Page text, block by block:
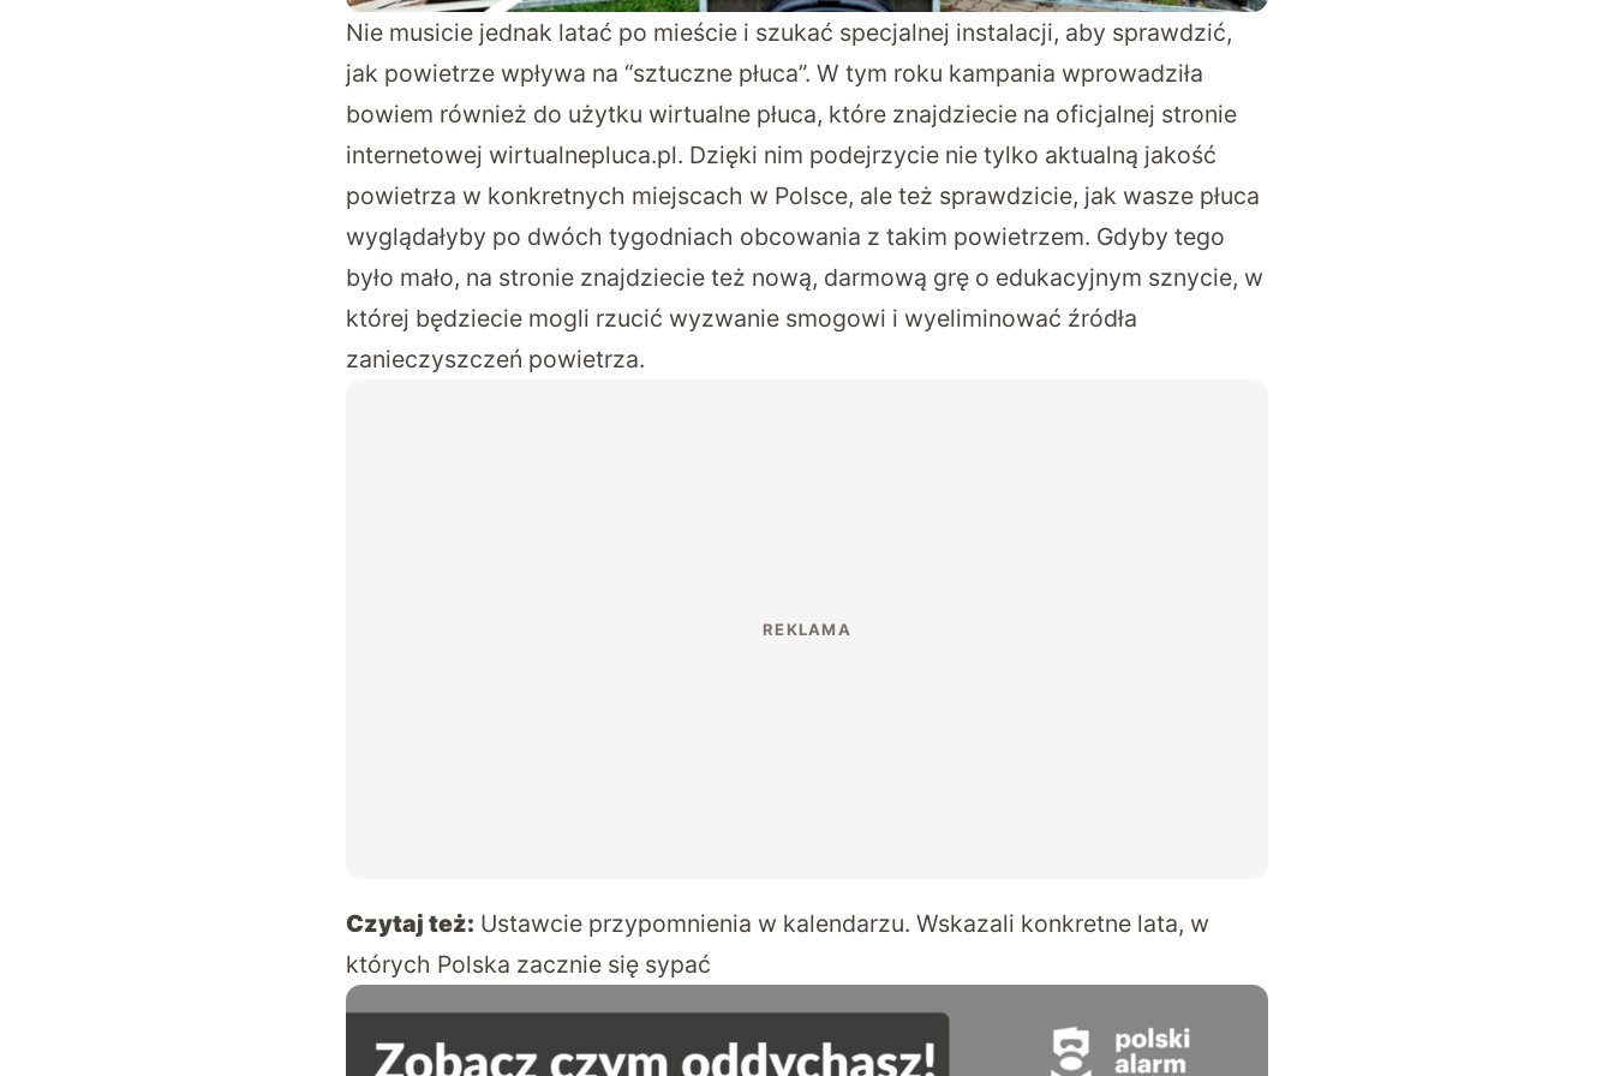
Nie musicie jednak latać po mieście i szukać specjalnej instalacji, aby sprawdzić,
jak powietrze wpływa na “sztuczne płuca”. W tym roku kampania wprowadziła
bowiem również do użytku wirtualne płuca, które znajdziecie na oficjalnej stronie
internetowej wirtualnepluca.pl. Dzięki nim podejrzycie nie tylko aktualną jakość
powietrza w konkretnych miejscach w Polsce, ale też sprawdzicie, jak wasze płuca
wyglądałyby po dwóch tygodniach obcowania z takim powietrzem. Gdyby tego
było mało, na stronie znajdziecie też nową, darmową grę o edukacyjnym sznycie, w
której będziecie mogli rzucić wyzwanie smogowi i wyeliminować źródła
zanieczyszczeń powietrza.
Czytaj też: Ustawcie przypomnienia w kalendarzu. Wskazali konkretne lata, w
których Polska zacznie się sypać